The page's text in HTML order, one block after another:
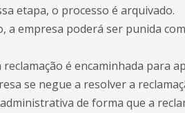
etapa, o processo é arquivado.
a empresa poderá ser punida
reclamação é encaminhada para
se negue a resolver a
de forma que a